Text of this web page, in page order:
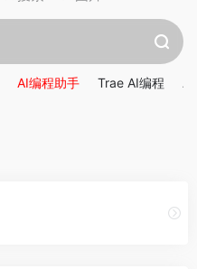
AI编程助手 Trae AI编程